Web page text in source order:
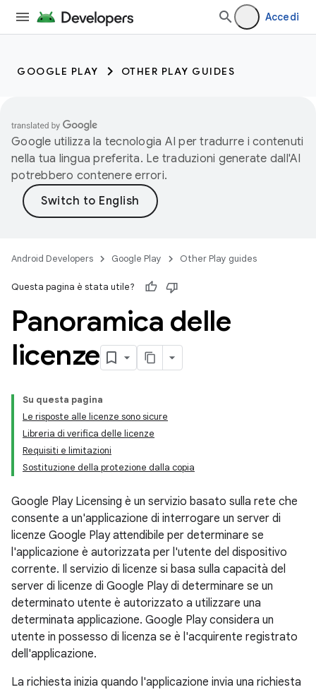
Accedi
GOOGLE PLAY OTHER PLAY GUIDES
Google utilizza la tecnologia AI per tradurre i contenuti
nella tua lingua preferita. Le traduzioni generate dall'AI
potrebbero contenere errori.
Android Developers Google Play Other Play guides
Questa pagina è stata utile?
Panoramica delle
licenze
Su questa pagina
Le risposte alle licenze sono sicure
Libreria di verifica delle licenze
Requisiti e limitazioni
Sostituzione della protezione dalla copia
Google Play Licensing è un servizio basato sulla rete che
consente a un'applicazione di interrogare un server di
licenze Google Play attendibile per determinare se
l'applicazione è autorizzata per l'utente del dispositivo
corrente. Il servizio di licenze si basa sulla capacità del
server di licenze di Google Play di determinare se un
determinato utente è autorizzato a utilizzare una
determinata applicazione. Google Play considera un
utente in possesso di licenza se è l'acquirente registrato
dell'applicazione.
La richiesta inizia quando l'applicazione invia una richiesta